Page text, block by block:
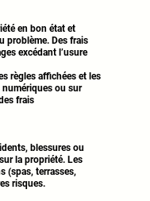
en bon état et
problème. Des frais
excédant l’usure
règles affichées et les
ou sur
frais
blessures ou
la propriété. Les
(spas, terrasses,
risques.